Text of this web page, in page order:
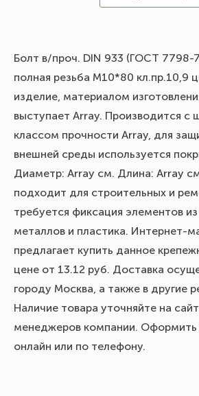
Болт в/проч. DIN 933 (ГОСТ 7798-
полная резьба М10*80 кл.пр.10,9
изделие, материалом
выступает Array. Производится с
классом прочности Array, для
внешней среды используется
Диаметр: Array см. Длина: Array
подходит для строительных и
требуется фиксация элементов
металлов и пластика. Интернет-
предлагает купить данное
цене от 13.12 руб. Доставка
городу Москва, а также в другие
Наличие товара уточняйте на
менеджеров компании.
онлайн или по телефону.